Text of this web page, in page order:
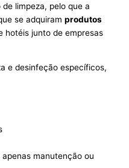
limpeza, pelo que a
se adquiramprodutos
hotéis junto de empresas
e desinfeção específicos,
manutenção ou